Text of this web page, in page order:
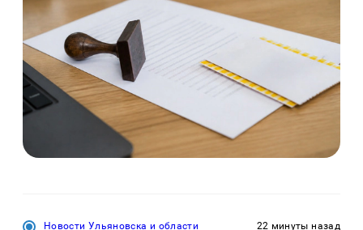
Новости Ульяновска и области 22 минуты назад